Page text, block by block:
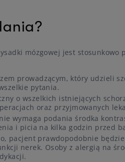
mózgowej jest stosunkowo
prowadzącym, który udzieli
pytania.
o wszelkich istniejących
oraz przyjmowanych
wymaga podania środka
i picia na kilka godzin przed
pacjent prawdopodobnie
nerek. Osoby z alergią na